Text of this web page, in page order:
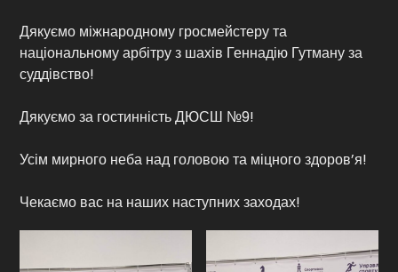
Дякуємо міжнародному гросмейстеру та
національному арбітру з шахів Геннадію Гутману за
суддівство!
Дякуємо за гостинність ДЮСШ №9!
Усім мирного неба над головою та міцного здоров’я!
Чекаємо вас на наших наступних заходах!